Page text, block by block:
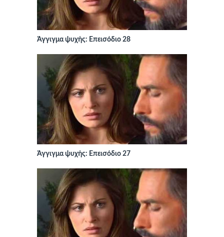
Άγγιγμα ψυχής: Επεισόδιο 28
Άγγιγμα ψυχής: Επεισόδιο 27